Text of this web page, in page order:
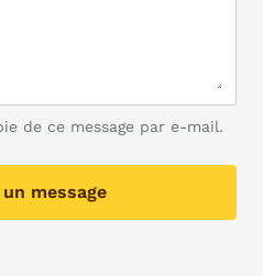
de ce message par e-mail.
message